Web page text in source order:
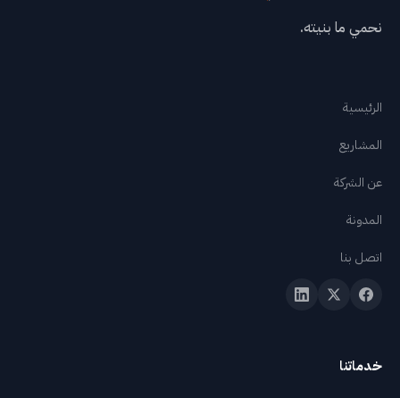
الرئيسية
الخدمات
المشاريع
عن الشركة
المدونة
نحمي ما بنيته.
الرئيسية
المشاريع
عن الشركة
المدونة
اتصل بنا
خدماتنا